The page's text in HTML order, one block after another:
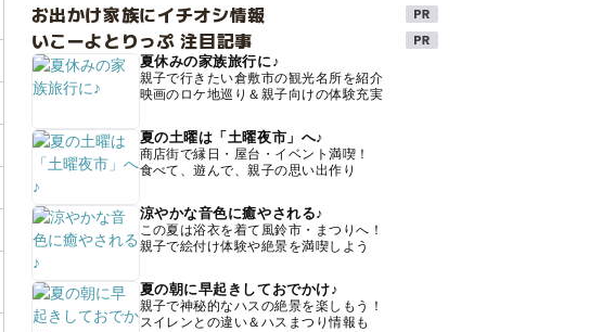
お出かけ家族にイチオシ情報
いこーよとりっぷ 注目記事
夏休みの家族旅行に♪
親子で行きたい倉敷市の観光名所を紹介
映画のロケ地巡り＆親子向けの体験充実
夏の土曜は「土曜夜市」へ♪
商店街で縁日・屋台・イベント満喫！
食べて、遊んで、親子の思い出作り
涼やかな音色に癒やされる♪
この夏は浴衣を着て風鈴市・まつりへ！
親子で絵付け体験や絶景を満喫しよう
夏の朝に早起きしておでかけ♪
親子で神秘的なハスの絶景を楽しもう！
スイレンとの違い＆ハスまつり情報も